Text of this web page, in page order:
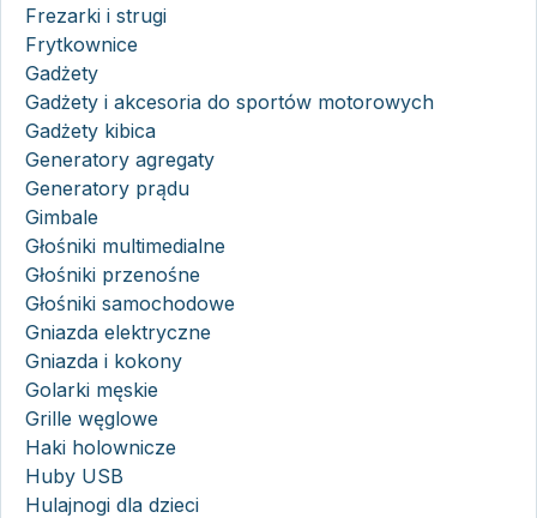
Frezarki i strugi
Frytkownice
Gadżety
Gadżety i akcesoria do sportów motorowych
Gadżety kibica
Generatory agregaty
Generatory prądu
Gimbale
Głośniki multimedialne
Głośniki przenośne
Głośniki samochodowe
Gniazda elektryczne
Gniazda i kokony
Golarki męskie
Grille węglowe
Haki holownicze
Huby USB
Hulajnogi dla dzieci